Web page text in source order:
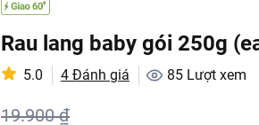
Rau lang baby gói 250g
5.0 4 Đánh giá 85 Lượt xem
19.900 ₫